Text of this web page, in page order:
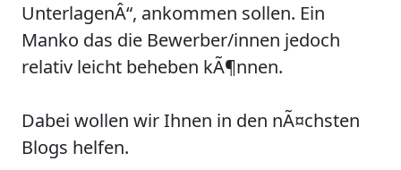
UnterlagenÂ“, ankommen sollen. Ein
Manko das die Bewerber/innen jedoch
relativ leicht beheben kÃ¶nnen.
Dabei wollen wir Ihnen in den nÃ¤chsten
Blogs helfen.